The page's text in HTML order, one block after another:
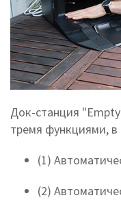
Док-станция
тремя функциями, в
(1)
(2)